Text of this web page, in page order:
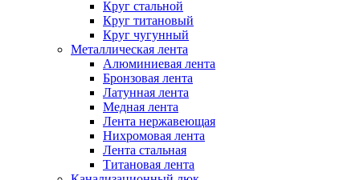
Круг стальной
Круг титановый
Круг чугунный
Металлическая лента
Алюминиевая лента
Бронзовая лента
Латунная лента
Медная лента
Лента нержавеющая
Нихромовая лента
Лента стальная
Титановая лента